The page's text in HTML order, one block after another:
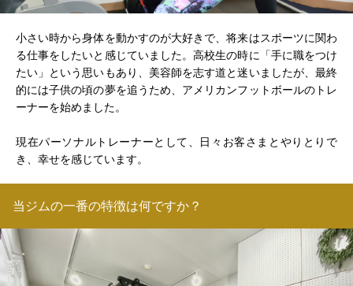
小さい時から身体を動かすのが大好きで、将来はスポーツに関わ
る仕事をしたいと感じていました。高校生の時に「手に職をつけ
たい」という思いもあり、美容師を志す道と迷いましたが、最終
的には子供の頃の夢を追うため、アメリカンフットボールのトレ
ーナーを始めました。
現在パーソナルトレーナーとして、日々お客さまとやりとりで
き、幸せを感じています。
当ジムの一番の特徴は何ですか？